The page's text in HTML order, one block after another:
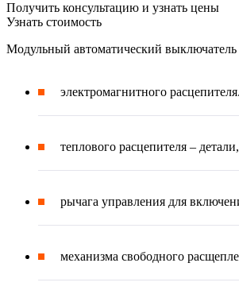
Получить консультацию и узнать цены
Узнать стоимость
Модульный автоматический выключатель
электромагнитного
теплового расцепителя –
рычага управления для
механизма свободного